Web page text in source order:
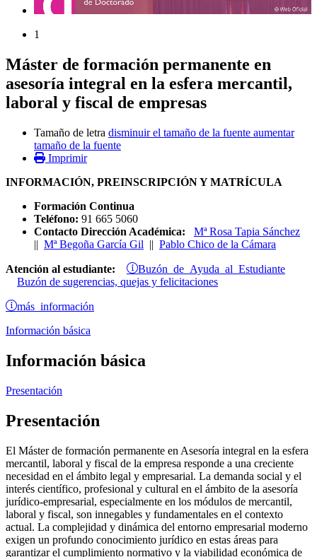
1
Máster de formación permanente en
asesoría integral en la esfera mercantil,
laboral y fiscal de empresas
Tamaño de letra disminuir el tamaño de la fuente aumentar
tamaño de la fuente
Imprimir
INFORMACIÓN, PREINSCRIPCIÓN Y MATRÍCULA
Formación Continua
Teléfono: 91 665 5060
Contacto Dirección Académica: Mª Rosa Tapia Sánchez
|| Mª Begoña García Gil || Pablo Chico de la Cámara
Atención al estudiante: Buzón de Ayuda al Estudiante
Buzón de sugerencias, quejas y felicitaciones
más información
Información básica
Información básica
Presentación
Presentación
El Máster de formación permanente en Asesoría integral en la esfera
mercantil, laboral y fiscal de la empresa responde a una creciente
necesidad en el ámbito legal y empresarial. La demanda social y el
interés científico, profesional y cultural en el ámbito de la asesoría
jurídico-empresarial, especialmente en los módulos de mercantil,
laboral y fiscal, son innegables y fundamentales en el contexto
actual. La complejidad y dinámica del entorno empresarial moderno
exigen un profundo conocimiento jurídico en estas áreas para
garantizar el cumplimiento normativo y la viabilidad económica de